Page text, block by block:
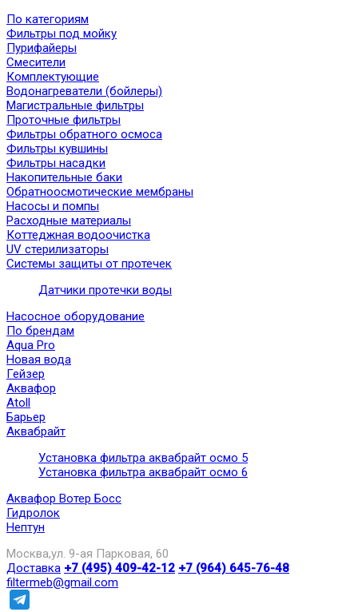
По категориям
Фильтры под мойку
Пурифайеры
Смесители
Комплектующие
Водонагреватели (бойлеры)
Магистральные фильтры
Проточные фильтры
Фильтры обратного осмоса
Фильтры кувшины
Фильтры насадки
Накопительные баки
Обратноосмотические мембраны
Насосы и помпы
Расходные материалы
Коттеджная водоочистка
UV стерилизаторы
Системы защиты от протечек
Датчики протечки воды
Насосное оборудование
По брендам
Aqua Pro
Новая вода
Гейзер
Аквафор
Atoll
Барьер
Аквабрайт
Установка фильтра аквабрайт осмо 5
Установка фильтра аквабрайт осмо 6
Аквафор Вотер Босс
Гидролок
Нептун
Москва,ул. 9-ая Парковая, 60
Доставка +7 (495) 409-42-12 +7 (964) 645-76-48
filtermeb@gmail.com